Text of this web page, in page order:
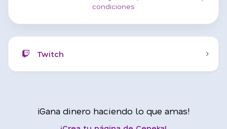
condiciones
Twitch
¡Gana dinero haciendo lo que amas!